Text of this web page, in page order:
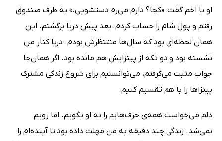
او با اخم گفت: «کجا؟ دارم می‌رم دستشویی.» به طرف صندوق
رفتم و پول شام را حساب کردم. بعد پیش دریا برگشتم. این
همان لحظه‌ای بود که سال‌ها منتتظرش بودم. دریا کنار من
نشسته بود و دو تکه از پیتزایش هم مانده بود. اگر همان‌جا
جواب مثبت می‌گرفتم، می‌توانستیم برای شروع زندگی مشترک
پیتزاها را با هم تقسیم کنیم.
دلم می‌خواست همه‌ی حرف‌هایم را به او بگویم. اما رویم
نمی‌شد. زندگی چند دقیقه به من مهلت داده بود تا آینده‌ام را